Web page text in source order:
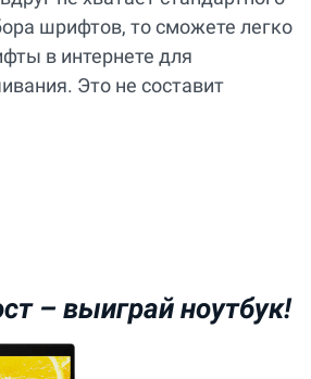
шрифтов, то сможете легко
в интернете для
Это не составит
– выиграй ноутбук!